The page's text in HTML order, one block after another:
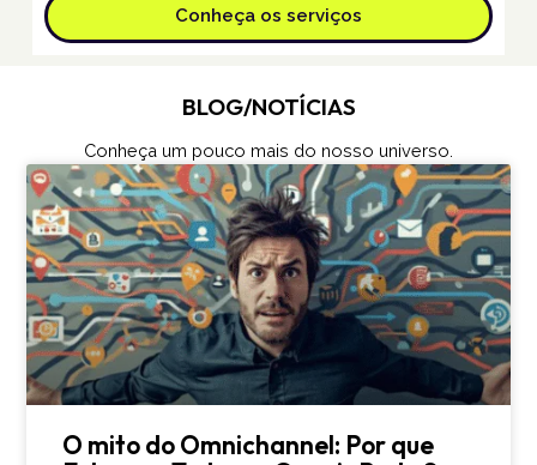
Conheça os serviços
BLOG/NOTÍCIAS
Conheça um pouco mais do nosso universo.
O mito do Omnichannel: Por que